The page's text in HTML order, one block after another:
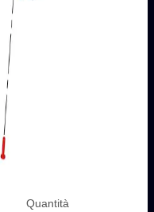
Quantità